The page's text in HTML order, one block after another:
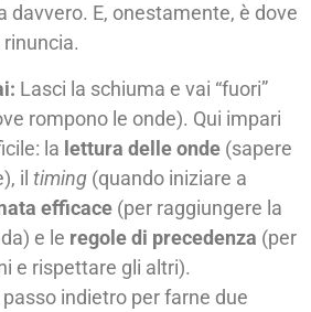
davvero. E, onestamente, è dove
rinuncia.
Lasci la schiuma e vai “fuori”
rompono le onde). Qui impari
la lettura delle onde (sapere
il timing (quando iniziare a
efficace (per raggiungere la
e le regole di precedenza (per
e rispettare gli altri).
passo indietro per farne due